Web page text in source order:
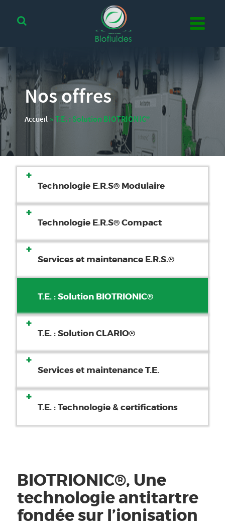
Nos offres
Accueil » T.E. : Solution BIOTRIONIC®
Technologie E.R.S® Modulaire
Technologie E.R.S® Compact
Services et maintenance E.R.S.®
T.E. : Solution BIOTRIONIC®
T.E. : Solution CLARIO®
Services et maintenance T.E.
T.E. : Technologie & certifications
BIOTRIONIC®, Une
technologie antitartre
fondée sur l’ionisation